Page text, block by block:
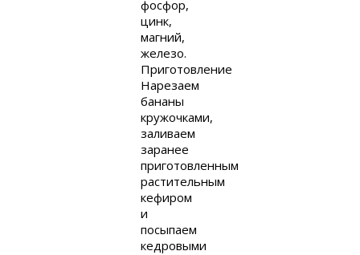
фосфор,
цинк,
магний,
железо.
Приготовление
Нарезаем
бананы
кружочками,
заливаем
заранее
приготовленным
растительным
кефиром
и
посыпаем
кедровыми